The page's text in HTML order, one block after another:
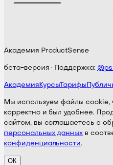
Академия ProductSense
бета-версия · Поддержка:
Академия КурсыТарифы
Мы используем файлы cookie,
корректно и был удобнее.
сайтом, вы соглашаетесь с
персональных данных в
конфиденциальности.
ОК